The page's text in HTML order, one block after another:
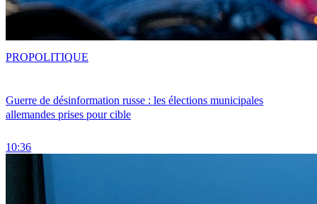
Guerre de désinformation russe : les élections municipales
allemandes prises pour cible
10:36
PROPOLITIQUE